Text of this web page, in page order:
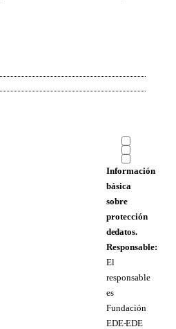
Información
básica
sobre
protección
de datos.
Responsable:
El
responsable
es
Fundación
EDE- EDE